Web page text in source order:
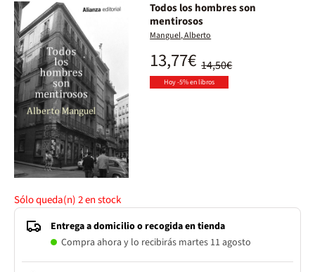
Todos los hombres son
mentirosos
Manguel, Alberto
14,50€
13,77€
Hoy -5% en libros
Sólo queda(n)2en stock
Entrega a domicilio o recogida en tienda
Compra ahora y lo recibirás martes 11 agosto